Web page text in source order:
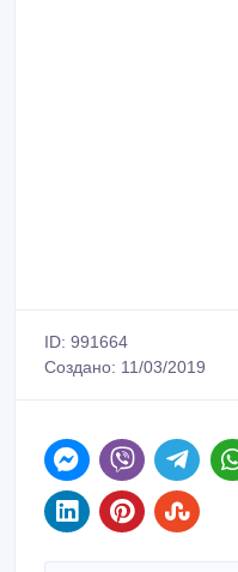
ID: 991664
Создано: 11/03/2019